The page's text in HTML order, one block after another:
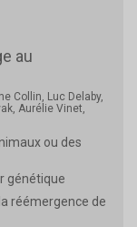
au
Collin, Luc Delaby,
Aurélie Vinet,
ou des
génétique
réémergence de